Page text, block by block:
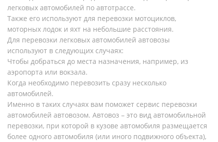
легковых автомобилей по автотрассе.
Также его используют для перевозки мотоциклов,
моторных лодок и яхт на небольшие расстояния.
Для перевозки легковых автомобилей автовозы
используют в следующих случаях:
Чтобы добраться до места назначения, например, из
аэропорта или вокзала.
Когда необходимо перевозить сразу несколько
автомобилей.
Именно в таких случаях вам поможет сервис перевозки
автомобилей автовозом. Автовоз – это вид автомобильной
перевозки, при которой в кузове автомобиля размещается
более одного автомобиля (или иного подвижного объекта),